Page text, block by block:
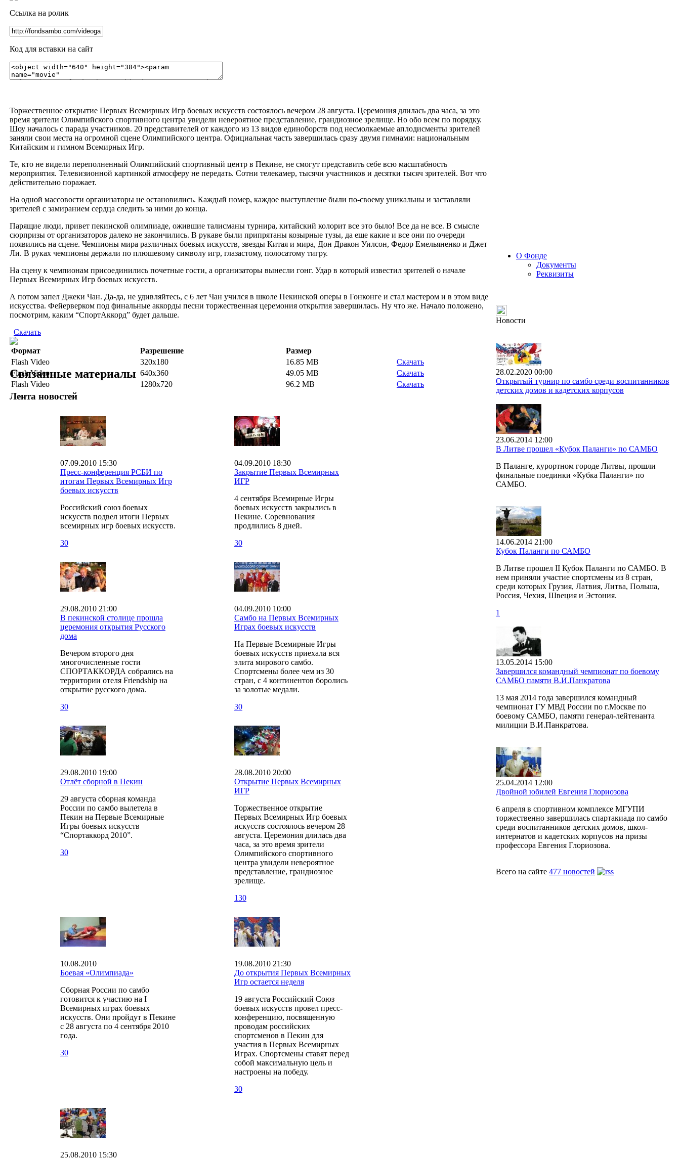
Ссылка на ролик
Код для вставки на сайт
Торжественное открытие Первых Всемирных Игр боевых искусств состоялось вечером 28 августа. Церемония длилась два часа, за это
время зрители Олимпийского спортивного центра увидели невероятное представление, грандиозное зрелище. Но обо всем по порядку.
Шоу началось с парада участников. 20 представителей от каждого из 13 видов единоборств под несмолкаемые аплодисменты зрителей
заняли свои места на огромной сцене Олимпийского центра. Официальная часть завершилась сразу двумя гимнами: национальным
Китайским и гимном Всемирных Игр.
Те, кто не видели переполненный Олимпийский спортивный центр в Пекине, не смогут представить себе всю масштабность
мероприятия. Телевизионной картинкой атмосферу не передать. Сотни телекамер, тысячи участников и десятки тысяч зрителей. Вот что
действительно поражает.
На одной массовости организаторы не остановились. Каждый номер, каждое выступление были по-своему уникальны и заставляли
зрителей с замиранием сердца следить за ними до конца.
Парящие люди, привет пекинской олимпиаде, ожившие талисманы турнира, китайский колорит все это было! Все да не все. В смысле
сюрпризы от организаторов далеко не закончились. В рукаве были припрятаны козырные тузы, да еще какие и все они по очереди
появились на сцене. Чемпионы мира различных боевых искусств, звезды Китая и мира, Дон Дракон Уилсон, Федор Емельяненко и Джет
Ли. В руках чемпионы держали по плюшевому символу игр, глазастому, полосатому тигру.
На сцену к чемпионам присоединились почетные гости, а организаторы вынесли гонг. Удар в который известил зрителей о начале
Первых Всемирных Игр боевых искусств.
А потом запел Джеки Чан. Да-да, не удивляйтесь, с 6 лет Чан учился в школе Пекинской оперы в Гонконге и стал мастером и в этом виде
искусства. Фейерверком под финальные аккорды песни торжественная церемония открытия завершилась. Ну что же. Начало положено,
посмотрим, каким “СпортАккорд” будет дальше.
Скачать
Формат Разрешение
Размер
Flash Video
320x180 16.85 MB
Скачать
Flash Video
640x360 49.05 MB
Скачать
Flash Video
1280x720 96.2 MB Скачать
Связанные материалы
Лента новостей
07.09.2010 15:30
Пресс-конференция РСБИ по
итогам Первых Всемирных Игр
боевых искусств
Российский союз боевых
искусств подвел итоги Первых
всемирных игр боевых искусств.
30
04.09.2010 18:30
Закрытие Первых Всемирных
ИГР
4 сентября Всемирные Игры
боевых искусств закрылись в
Пекине. Соревнования
продлились 8 дней.
30
29.08.2010 21:00
В пекинской столице прошла
церемония открытия Русского
дома
Вечером второго дня
многочисленные гости
СПОРТАККОРДА собрались на
территории отеля Friendship на
открытие русского дома.
30
04.09.2010 10:00
Самбо на Первых Всемирных
Играх боевых искусств
На Первые Всемирные Игры
боевых искусств приехала вся
элита мирового самбо.
Спортсмены более чем из 30
стран, с 4 континентов боролись
за золотые медали.
30
29.08.2010 19:00
Отлёт сборной в Пекин
29 августа сборная команда
России по самбо вылетела в
Пекин на Первые Всемирные
Игры боевых искусств
“Спортаккорд 2010”.
30
28.08.2010 20:00
Открытие Первых Всемирных
ИГР
Торжественное открытие
Первых Всемирных Игр боевых
искусств состоялось вечером 28
августа. Церемония длилась два
часа, за это время зрители
Олимпийского спортивного
центра увидели невероятное
представление, грандиозное
зрелище.
130
10.08.2010
Боевая «Олимпиада»
Сборная России по самбо
готовится к участию на I
Всемирных играх боевых
искусств. Они пройдут в Пекине
с 28 августа по 4 сентября 2010
года.
30
19.08.2010 21:30
До открытия Первых Всемирных
Игр остается неделя
19 августа Российский Союз
боевых искусств провел пресс-
конференцию, посвященную
проводам российских
спортсменов в Пекин для
участия в Первых Всемирных
Играх. Спортсмены ставят перед
собой максимальную цель и
настроены на победу.
30
25.08.2010 15:30
О Фонде
Документы
Реквизиты
Новости
28.02.2020 00:00
Открытый турнир по самбо среди воспитанников
детских домов и кадетских корпусов
23.06.2014 12:00
В Литве прошел «Кубок Паланги» по САМБО
В Паланге, курортном городе Литвы, прошли
финальные поединки «Кубка Паланги» по
САМБО.
14.06.2014 21:00
Кубок Паланги по САМБО
В Литве прошел II Кубок Паланги по САМБО. В
нем приняли участие спортсмены из 8 стран,
среди которых Грузия, Латвия, Литва, Польша,
Россия, Чехия, Швеция и Эстония.
1
13.05.2014 15:00
Завершился командный чемпионат по боевому
САМБО памяти В.И.Панкратова
13 мая 2014 года завершился командный
чемпионат ГУ МВД России по г.Москве по
боевому САМБО, памяти генерал-лейтенанта
милиции В.И.Панкратова.
25.04.2014 12:00
Двойной юбилей Евгения Глориозова
6 апреля в спортивном комплексе МГУПИ
торжественно завершилась спартакиада по самбо
среди воспитанников детских домов, школ-
интернатов и кадетских корпусов на призы
профессора Евгения Глориозова.
Всего на сайте 477 новостей